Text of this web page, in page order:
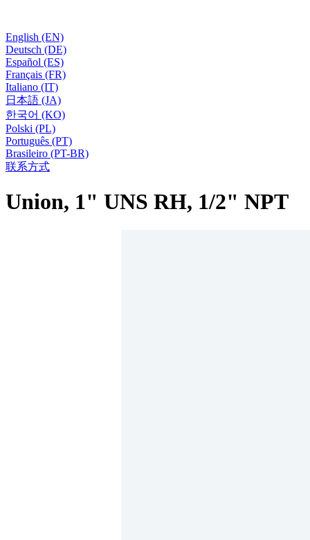
English (EN)
Deutsch (DE)
Español (ES)
Français (FR)
Italiano (IT)
日本語 (JA)
한국어 (KO)
Polski (PL)
Português (PT)
Brasileiro (PT-BR)
联系方式
Union, 1" UNS RH, 1/2" NPT